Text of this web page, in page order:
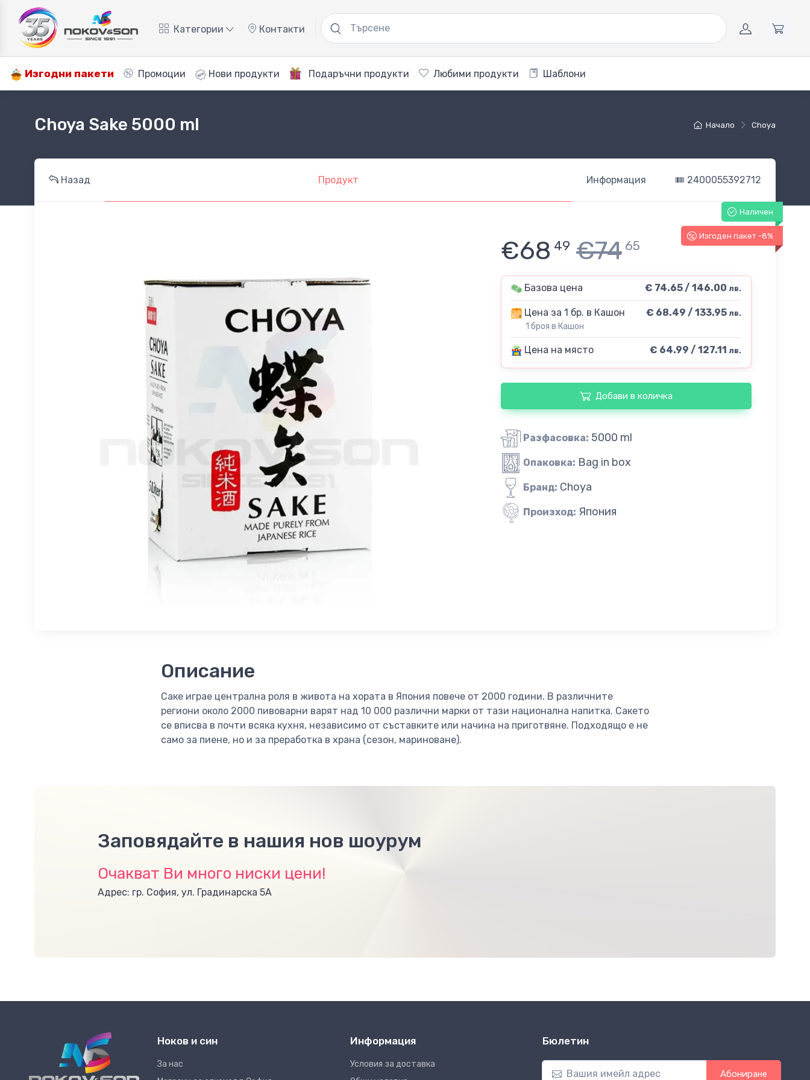
Категории Контакти
Изгодни пакети Промоции Нови продукти Подаръчни продукти Любими продукти Шаблони
Начало Choya
Choya Sake 5000 ml
Назад Продукт Информация 2400055392712
Наличен
Изгоден пакет -8%
€68 49 €74 65
Базова цена € 74.65 / 146.00 лв.
Цена за 1 бр. в Кашон
1 броя в Кашон
€ 68.49 / 133.95 лв.
Цена на място € 64.99 / 127.11 лв.
Добави в количка
Разфасовка: 5000 ml
Опаковка: Bag in box
Бранд: Choya
Произход: Япония
Описание
Саке играе централна роля в живота на хората в Япония повече от 2000 години. В различните
региони около 2000 пивоварни варят над 10 000 различни марки от тази национална напитка. Сакето
се вписва в почти всяка кухня, независимо от съставките или начина на приготвяне. Подходящо е не
само за пиене, но и за преработка в храна (сезон, мариноване).
Заповядайте в нашия нов шоурум
Очакват Ви много ниски цени!
Адрес: гр. София, ул. Градинарска 5А
Ноков и син
За нас
Информация
Условия за доставка
Бюлетин
Абониране